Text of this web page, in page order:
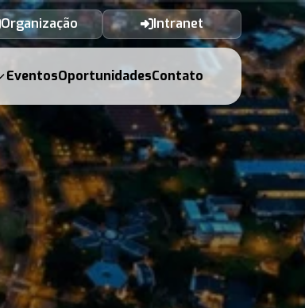
Organização Intranet
EventosOportunidadesContato